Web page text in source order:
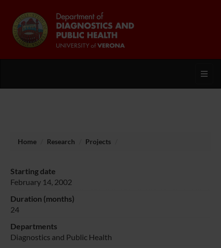
Home Research Projects
Starting date
February 14, 2002
Duration (months)
24
Departments
Diagnostics and Public Health